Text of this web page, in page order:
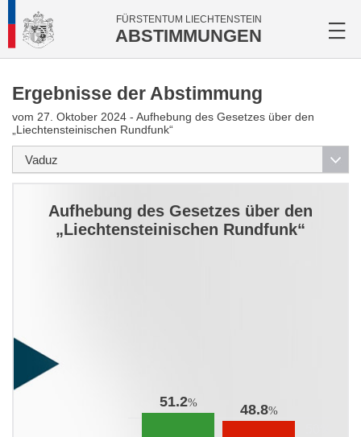
FÜRSTENTUM LIECHTENSTEIN
ABSTIMMUNGEN
Ergebnisse der Abstimmung
vom 27. Oktober 2024 - Aufhebung des Gesetzes über den
„Liechtensteinischen Rundfunk“
Aufhebung des Gesetzes über den
„Liechtensteinischen Rundfunk“
51.2% 48.8%